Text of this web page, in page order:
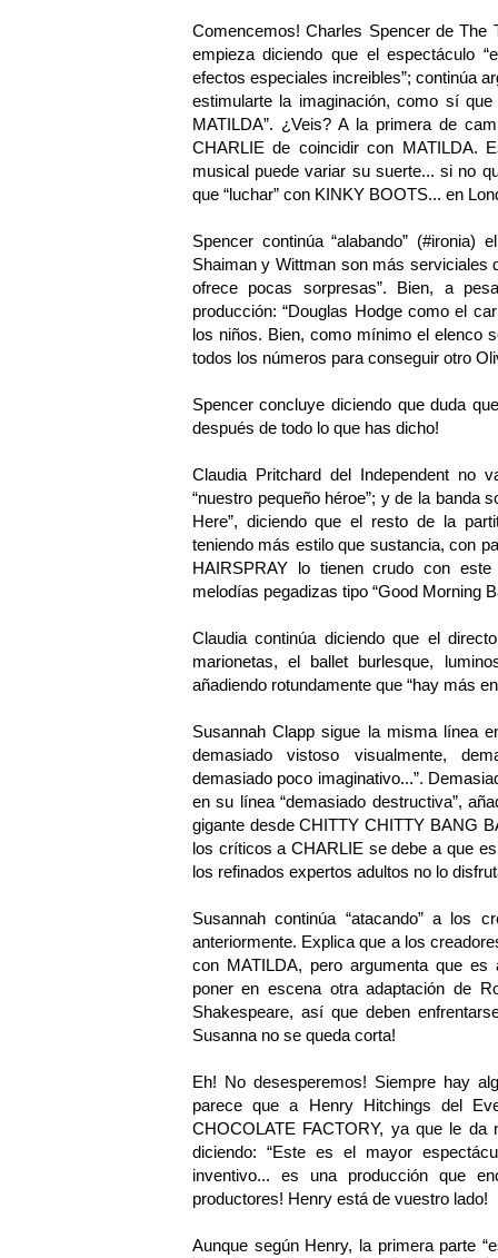
Comencemos! Charles Spencer de The
empieza diciendo que el espectáculo
efectos especiales increibles”; continúa
estimularte la imaginación, como sí
MATILDA”. ¿Veis? A la primera de
CHARLIE de coincidir con MATILDA.
musical puede variar su suerte... si no
que “luchar” con KINKY BOOTS... en
Spencer continúa “alabando”
Shaiman y Wittman son más serviciales
ofrece pocas sorpresas”. Bien, a
producción: “Douglas Hodge como el
los niños. Bien, como mínimo el elenco
todos los números para conseguir otro
Spencer concluye diciendo que duda
después de todo lo que has dicho!
Claudia Pritchard del Independent no
“nuestro pequeño héroe”; y de la banda
Here”, diciendo que el resto de la
teniendo más estilo que sustancia, con
HAIRSPRAY lo tienen crudo con
melodías pegadizas tipo “Good Morning
Claudia continúa diciendo que el
marionetas, el ballet burlesque,
añadiendo rotundamente que “hay más
Susannah Clapp sigue la misma línea
demasiado vistoso visualmente,
demasiado poco imaginativo...”.
en su línea “demasiado destructiva”,
gigante desde CHITTY CHITTY BANG
los críticos a CHARLIE se debe a que
los refinados expertos adultos no lo
Susannah continúa “atacando” a los
anteriormente. Explica que a los
con MATILDA, pero argumenta que es
poner en escena otra adaptación de
Shakespeare, así que deben
Susanna no se queda corta!
Eh! No desesperemos! Siempre hay
parece que a Henry Hitchings del
CHOCOLATE FACTORY, ya que le
diciendo: “Este es el mayor
inventivo... es una producción que
productores! Henry está de vuestro lado!
Aunque según Henry, la primera parte